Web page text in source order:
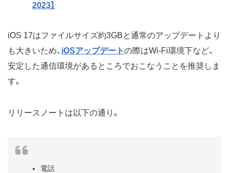
2023】
iOS 17はファイルサイズ約3GBと通常のアップデートより
も大きいため、 iOSアップデートの際はWi-Fi環境下など、
安定した通信環境があるところでおこなうことを推奨しま
す。
リリースノートは以下の通り。
電話